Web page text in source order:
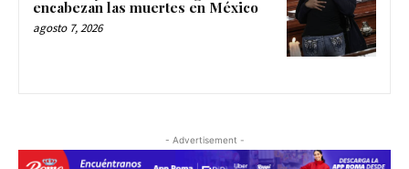
encabezan las muertes en México
agosto 7, 2026
- Advertisement -